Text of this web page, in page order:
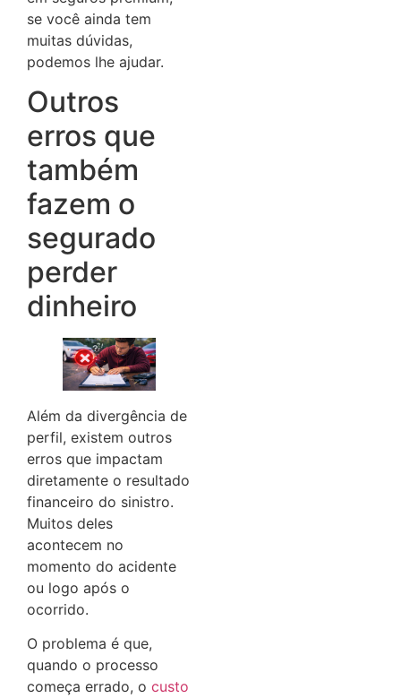
se você ainda tem
muitas dúvidas,
podemos lhe ajudar.
Outros
erros que
também
fazem o
segurado
perder
dinheiro
Além da divergência de
perfil, existem outros
erros que impactam
diretamente o resultado
financeiro do sinistro.
Muitos deles
acontecem no
momento do acidente
ou logo após o
ocorrido.
O problema é que,
quando o processo
começa errado, o custo